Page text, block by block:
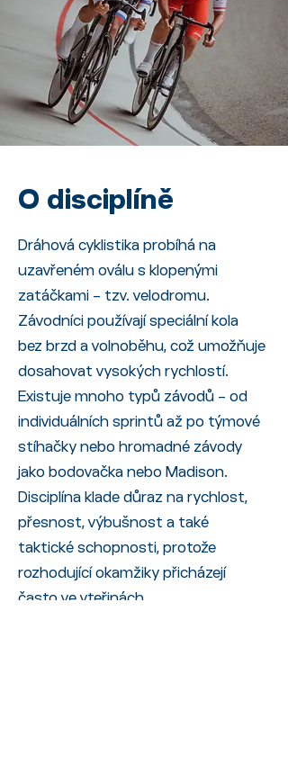
O disciplíně
Dráhová cyklistika probíhá na
uzavřeném oválu s klopenými
zatáčkami – tzv. velodromu.
Závodníci používají speciální kola
bez brzd a volnoběhu, což umožňuje
dosahovat vysokých rychlostí.
Existuje mnoho typů závodů – od
individuálních sprintů až po týmové
stíhačky nebo hromadné závody
jako bodovačka nebo Madison.
Disciplína klade důraz na rychlost,
přesnost, výbušnost a také
taktické schopnosti, protože
rozhodující okamžiky přicházejí
často ve vteřinách.